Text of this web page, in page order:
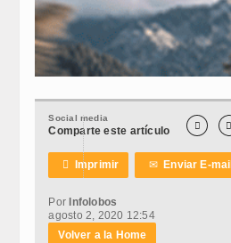
Social media
Comparte este artículo  
 Imprimir ✉Enviar E-mail
Por Infolobos
agosto 2, 2020 12:54
Volver a la Home